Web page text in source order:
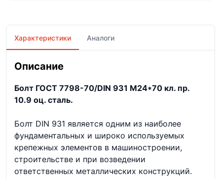
Характеристики Аналоги
Описание
Болт ГОСТ 7798-70/DIN 931 М24*70 кл. пр.
10.9 оц. сталь.
Болт DIN 931 является одним из наиболее
фундаментальных и широко используемых
крепежных элементов в машиностроении,
строительстве и при возведении
ответственных металлических конструкций.